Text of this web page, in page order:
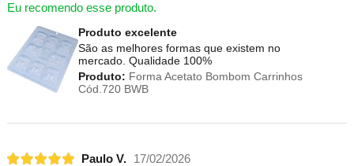
Eu recomendo esse produto.
Produto excelente
São as melhores formas que existem no
mercado. Qualidade 100%
Produto: Forma Acetato Bombom Carrinhos
Cód.720 BWB
Paulo V.
17/02/2026